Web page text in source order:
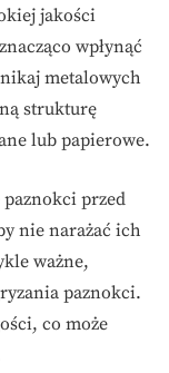
jakości
wpłynąć
metalowych
strukturę
lub papierowe.
przed
nie narażać ich
ważne,
paznokci.
co może